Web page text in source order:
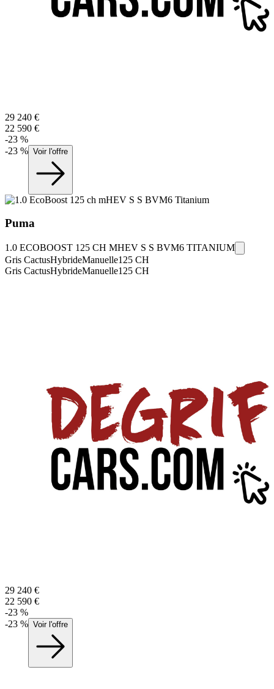
29 240 €
22 590 €
-23 %
-23 % Voir l'offre
Puma
1.0 ECOBOOST 125 CH MHEV S S BVM6 TITANIUM
Gris CactusHybrideManuelle125 CH
Gris CactusHybrideManuelle125 CH
29 240 €
22 590 €
-23 %
-23 % Voir l'offre